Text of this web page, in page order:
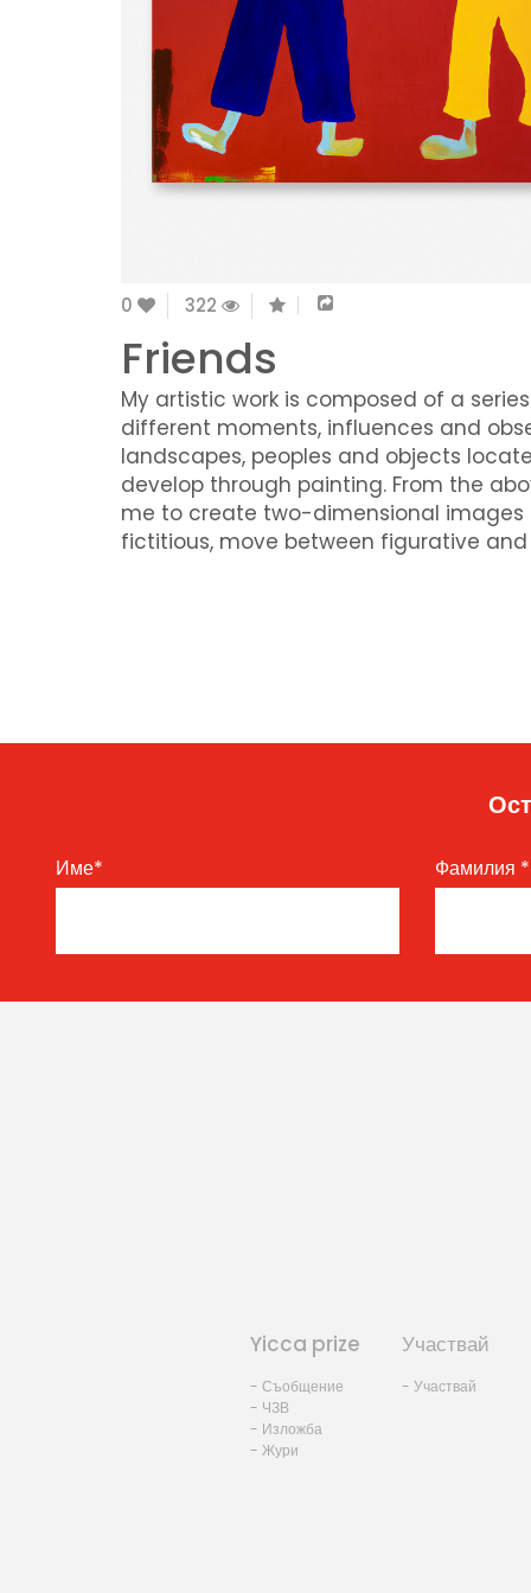
0 322
Friends
My artistic work is composed of a
different moments, influences and
landscapes, peoples and objects
develop through painting. From the
me to create two-dimensional
fictitious, move between figurative
Име* Фамилия *
Yicca prize
- Съобщение
- ЧЗВ
- Изложба
- Жури
Участвай
- Участвай